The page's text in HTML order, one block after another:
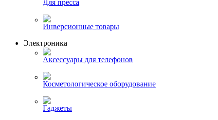
Для пресса
Инверсионные товары
Электроника
Аксессуары для телефонов
Косметологическое оборудование
Гаджеты